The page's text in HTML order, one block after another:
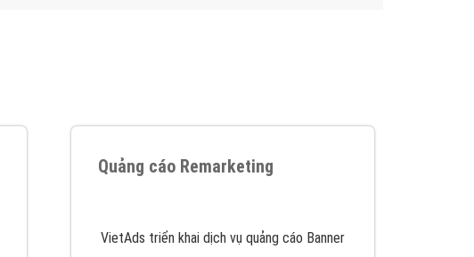
Quảng cáo Remarketing
VietAds triển khai dịch vụ quảng cáo Banner